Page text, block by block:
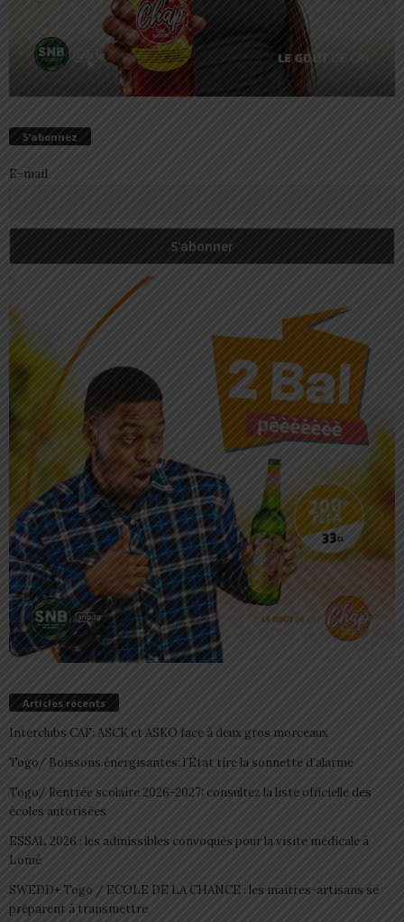
S’abonnez
E-mail
Articles récents
Interclubs CAF: ASCK et ASKO face à deux gros morceaux
Togo/ Boissons énergisantes: l’État tire la sonnette d’alarme
Togo/ Rentrée scolaire 2026-2027: consultez la liste officielle des
écoles autorisées
ESSAL 2026 : les admissibles convoqués pour la visite médicale à
Lomé
SWEDD+ Togo / ECOLE DE LA CHANCE : les maitres-artisans se
préparent à transmettre